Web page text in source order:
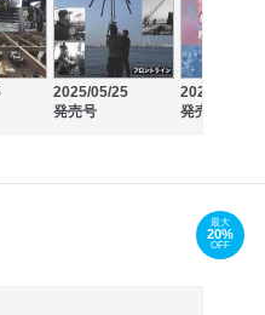
2025/05/25
発売号
2025/02/25
発売号
最大
20%
OFF